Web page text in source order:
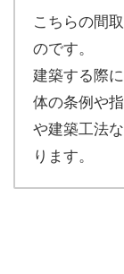
こちらの間
のです。
建築する際
体の条例や
や建築工法
ります。